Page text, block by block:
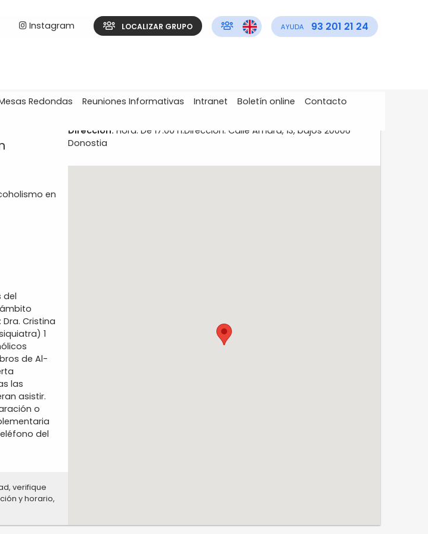
Instagram LOCALIZAR GRUPO AYUDA 93 201 21 24
Redondas Reuniones Informativas Intranet Boletín online Contacto
Dirección: Hora: De 17:00 h.Dirección: Calle Amara, 13, bajos 20006
Donostia
en
del
Cristina
1
de Al-
las
asistir.
o
del
verifique
y horario,